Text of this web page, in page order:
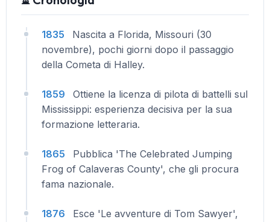
1835
Nascita a Florida, Missouri (30
novembre), pochi giorni dopo il passaggio
della Cometa di Halley.
1859
Ottiene la licenza di pilota di battelli sul
Mississippi: esperienza decisiva per la sua
formazione letteraria.
1865
Pubblica 'The Celebrated Jumping
Frog of Calaveras County', che gli procura
fama nazionale.
1876
Esce 'Le avventure di Tom Sawyer',